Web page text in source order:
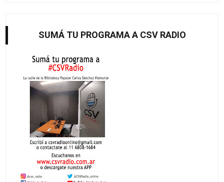
SUMÁ TU PROGRAMA A CSV RADIO